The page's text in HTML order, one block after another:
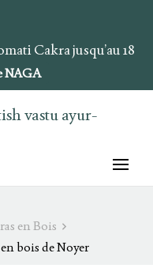
Cakra jusqu’au 18
NAGA
en Bois
bois de Noyer